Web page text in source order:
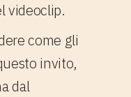
videoclip.
come gli
invito,
dal